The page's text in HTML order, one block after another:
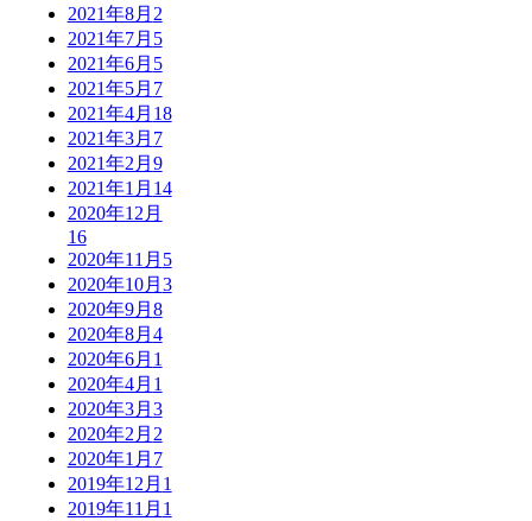
2021年8月 2
2021年7月 5
2021年6月 5
2021年5月 7
2021年4月 18
2021年3月 7
2021年2月 9
2021年1月 14
2020年12月
16
2020年11月 5
2020年10月 3
2020年9月 8
2020年8月 4
2020年6月 1
2020年4月 1
2020年3月 3
2020年2月 2
2020年1月 7
2019年12月 1
2019年11月 1